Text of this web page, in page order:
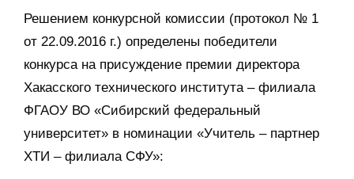
Решением конкурсной комиссии (протокол № 1
от 22.09.2016 г.) определены победители
конкурса на присуждение премии директора
Хакасского технического института – филиала
ФГАОУ ВО «Сибирский федеральный
университет» в номинации «Учитель – партнер
ХТИ – филиала СФУ»: